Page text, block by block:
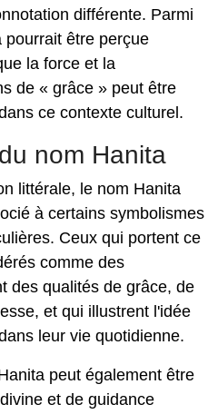
différente. Parmi
pourrait être perçue
la force et la
de « grâce » peut être
ce contexte culturel.
nom Hanita
littérale, le nom Hanita
à certains symbolismes
Ceux qui portent ce
comme des
des qualités de grâce, de
et qui illustrent l'idée
leur vie quotidienne.
peut également être
et de guidance